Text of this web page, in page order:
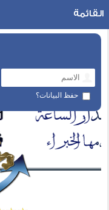
حفظ البيانات؟
القائمة